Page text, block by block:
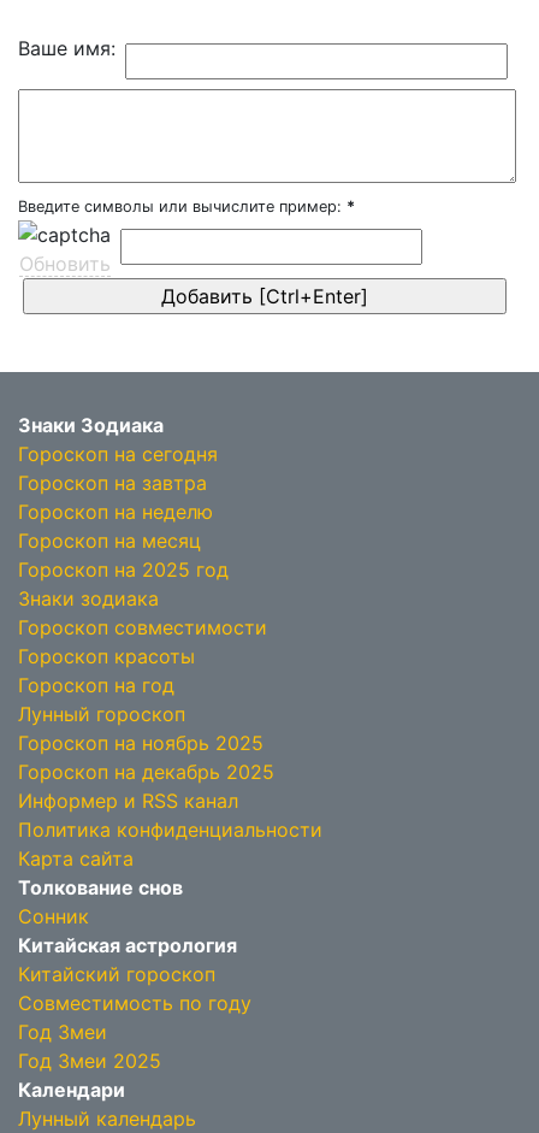
Ваше имя:
Введите символы или вычислите пример: *
Обновить
Знаки Зодиака
Гороскоп на сегодня
Гороскоп на завтра
Гороскоп на неделю
Гороскоп на месяц
Гороскоп на 2025 год
Знаки зодиака
Гороскоп совместимости
Гороскоп красоты
Гороскоп на год
Лунный гороскоп
Гороскоп на ноябрь 2025
Гороскоп на декабрь 2025
Информер и RSS канал
Политика конфиденциальности
Карта сайта
Толкование снов
Сонник
Китайская астрология
Китайский гороскоп
Совместимость по году
Год Змеи
Год Змеи 2025
Календари
Лунный календарь